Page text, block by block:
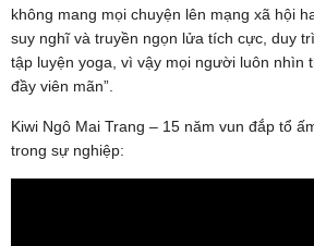
không mang mọi chuyện lên mạng xã hội
suy nghĩ và truyền ngọn lửa tích cực, duy
tập luyện yoga, vì vậy mọi người luôn nhìn
đầy viên mãn”.
Kiwi Ngô Mai Trang – 15 năm vun đắp tổ
trong sự nghiệp: